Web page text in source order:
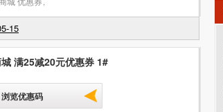
15
满25减20元优惠券 1#
浏览优惠码